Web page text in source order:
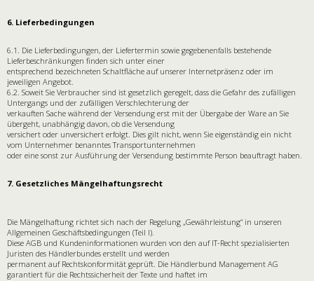
6. Lieferbedingungen
6.1. Die Lieferbedingungen, der Liefertermin sowie gegebenenfalls bestehende
Lieferbeschränkungen finden sich unter einer
entsprechend bezeichneten Schaltfläche auf unserer Internetpräsenz oder im
jeweiligen Angebot.
6.2. Soweit Sie Verbraucher sind ist gesetzlich geregelt, dass die Gefahr des zufälligen
Untergangs und der zufälligen Verschlechterung der
verkauften Sache während der Versendung erst mit der Übergabe der Ware an Sie
übergeht, unabhängig davon, ob die Versendung
versichert oder unversichert erfolgt. Dies gilt nicht, wenn Sie eigenständig ein nicht
vom Unternehmer benanntes Transportunternehmen
oder eine sonst zur Ausführung der Versendung bestimmte Person beauftragt haben.
7. Gesetzliches Mängelhaftungsrecht
Die Mängelhaftung richtet sich nach der Regelung „Gewährleistung“ in unseren
Allgemeinen Geschäftsbedingungen (Teil I).
Diese AGB und Kundeninformationen wurden von den auf IT-Recht spezialisierten
Juristen des Händlerbundes erstellt und werden
permanent auf Rechtskonformität geprüft. Die Händlerbund Management AG
garantiert für die Rechtssicherheit der Texte und haftet im